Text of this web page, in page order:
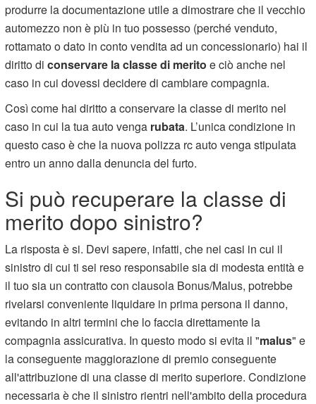
produrre la documentazione utile a dimostrare che il vecchio
automezzo non è più in tuo possesso (perché venduto,
rottamato o dato in conto vendita ad un concessionario) hai il
diritto diconservare la classe di merito e ciò anche nel
caso in cui dovessi decidere di cambiare compagnia.
Così come hai diritto a conservare la classe di merito nel
caso in cui la tua auto venga rubata. L’unica condizione in
questo caso è che la nuova polizza rc auto venga stipulata
entro un anno dalla denuncia del furto.
Si può recuperare la classe di
merito dopo sinistro?
La risposta è si. Devi sapere, infatti, che nei casi in cui il
sinistro di cui ti sei reso responsabile sia di modesta entità e
il tuo sia un contratto con clausola Bonus/Malus, potrebbe
rivelarsi conveniente liquidare in prima persona il danno,
evitando in altri termini che lo faccia direttamente la
compagnia assicurativa. In questo modo si evita il "malus" e
la conseguente maggiorazione di premioconseguente
all'attribuzione di una classe di merito superiore. Condizione
necessaria è che il sinistro rientri nell'ambito della procedura